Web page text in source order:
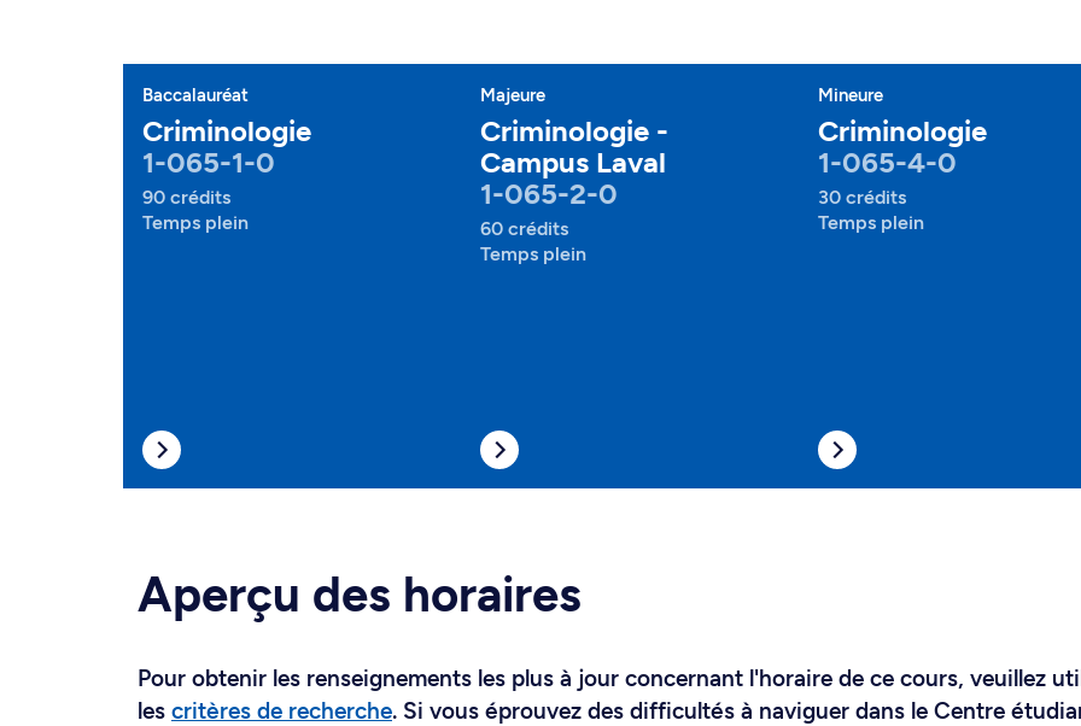
Baccalauréat
Criminologie
1-065-1-0
90 crédits
Temps plein
Majeure
Criminologie -
Campus Laval
1-065-2-0
60 crédits
Temps plein
Mineure
Criminologie
1-065-4-0
30 crédits
Temps plein
Aperçu des horaires
Pour obtenir les renseignements les plus à jour concernant l'horaire de ce cours, veuillez
les critères de recherche. Si vous éprouvez des difficultés à naviguer dans le Centre